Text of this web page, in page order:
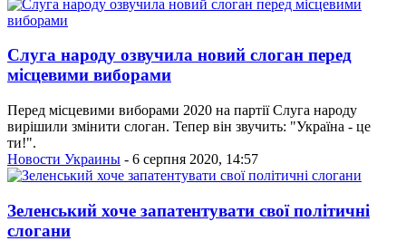
Слуга народу озвучила новий слоган перед
місцевими виборами
Перед місцевими виборами 2020 на партії Слуга народу
вирішили змінити слоган. Тепер він звучить: "Україна - це
ти!".
Новости Украины - 6 серпня 2020, 14:57
Зеленський хоче запатентувати свої політичні
слогани